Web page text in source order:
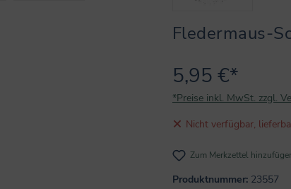
Fledermaus-
5,95 €*
*Preise inkl. MwSt. zzgl.
Nicht verfügbar,
Zum Merkzettel
Produktnummer: 23557